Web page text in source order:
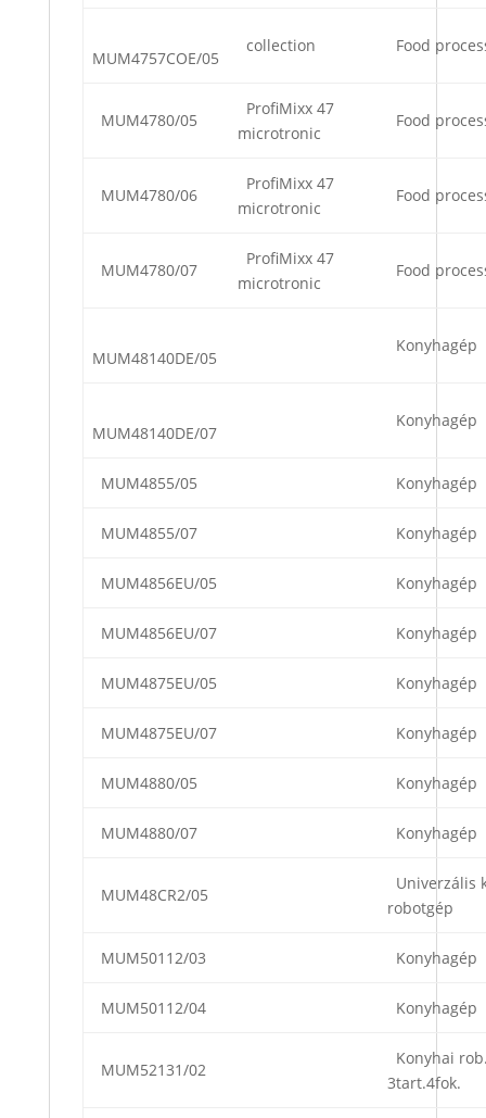
MUM4757COE/05
collection Food
MUM4780/05
ProfiMixx 47
microtronic
Food
MUM4780/06
ProfiMixx 47
microtronic
Food
MUM4780/07
ProfiMixx 47
microtronic
Food
MUM48140DE/05
Konyhagép
MUM48140DE/07
Konyhagép
MUM4855/05 Konyhagép
MUM4855/07 Konyhagép
MUM4856EU/05 Konyhagép
MUM4856EU/07 Konyhagép
MUM4875EU/05 Konyhagép
MUM4875EU/07 Konyhagép
MUM4880/05 Konyhagép
MUM4880/07 Konyhagép
MUM48CR2/05
Univerzális
robotgép
MUM50112/03 Konyhagép
MUM50112/04 Konyhagép
MUM52131/02
Konyhai
3tart.4fok.